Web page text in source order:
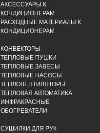
АКСЕССУАРЫ К
КОНДИЦИОНЕРАМ
РАСХОДНЫЕ МАТЕРИАЛЫ К
КОНДИЦИОНЕРАМ
КОНВЕКТОРЫ
ТЕПЛОВЫЕ ПУШКИ
ТЕПЛОВЫЕ ЗАВЕСЫ
ТЕПЛОВЫЕ НАСОСЫ
ТЕПЛОВЕНТИЛЯТОРЫ
ТЕПЛОВАЯ АВТОМАТИКА
ИНФРАКРАСНЫЕ
ОБОГРЕВАТЕЛИ
СУШИЛКИ ДЛЯ РУК